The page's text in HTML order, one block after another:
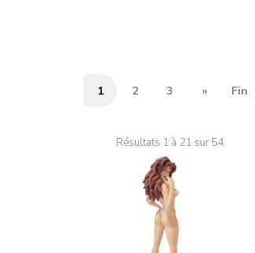
1 2 3 » Fin
Résultats 1 à 21 sur 54